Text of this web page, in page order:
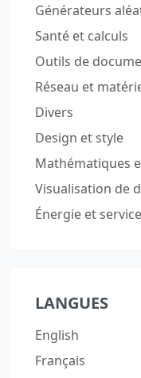
Générateurs
Santé et calculs
Outils de
Réseau et
Divers
Design et style
Mathématiques
Visualisation de
Énergie et
LANGUES
English
Français